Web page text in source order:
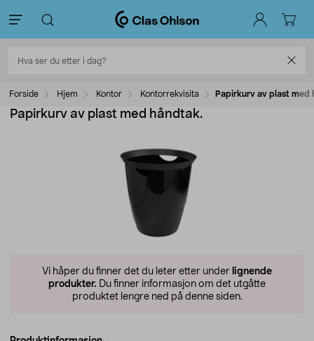
Forside Hjem Kontor Kontorrekvisita Papirkurv av plast med
Papirkurv av plast med håndtak.
Vi håper du finner det du leter etter under lignende
produkter. Du finner informasjon om det utgåtte
produktet lengre ned på denne siden.